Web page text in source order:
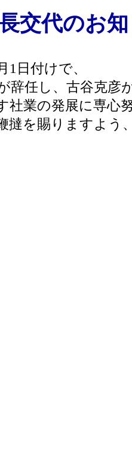
交代のお
1日付けで、
辞任し、古谷克彦
社業の発展に専心
撻を賜りますよう